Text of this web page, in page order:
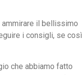
il bellissimo
i consigli, se così
che abbiamo fatto